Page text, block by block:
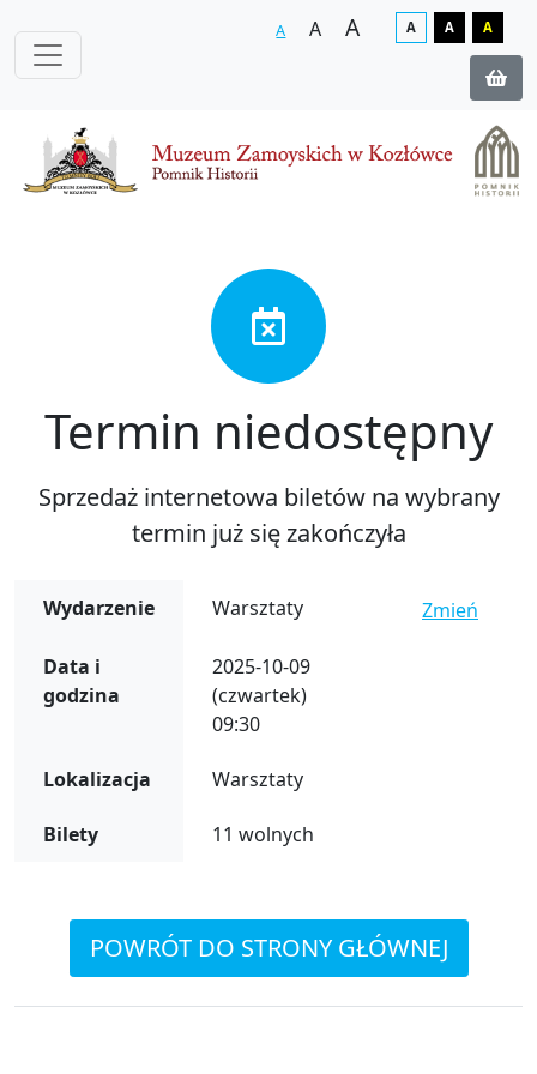
A A A A A A
Termin niedostępny
Sprzedaż internetowa biletów na wybrany
termin już się zakończyła
Wydarzenie Warsztaty Zmień
Data i
godzina
2025-10-09
(czwartek)
09:30
Lokalizacja Warsztaty
Bilety 11 wolnych
POWRÓT DO STRONY GŁÓWNEJ